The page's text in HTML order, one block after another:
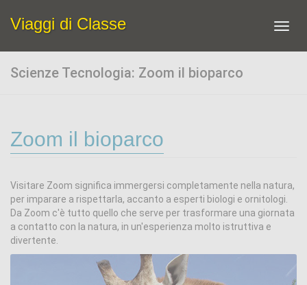
Viaggi di Classe
Scienze Tecnologia: Zoom il bioparco
Zoom il bioparco
Visitare Zoom significa immergersi completamente nella natura,
per imparare a rispettarla, accanto a esperti biologi e ornitologi.
Da Zoom c'è tutto quello che serve per trasformare una giornata
a contatto con la natura, in un'esperienza molto istruttiva e
divertente.